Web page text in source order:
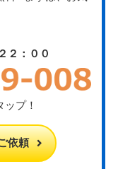
２：００
プ！
依頼